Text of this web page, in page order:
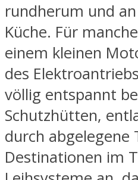
rundherum und
Küche. Für
einem kleinen
des
völlig entspannt
Schutzhütten,
durch
Destinationen im